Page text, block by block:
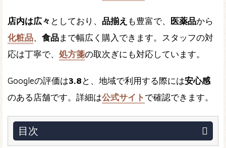
店内は広々 としており、 品揃え も豊富で、 医薬品から
化粧品、 食品まで幅広く購入できます。スタッフの対
応は丁寧で、 処方箋の取次ぎにも対応しています。
Googleの評価は3.8 と、地域で利用する際には安心感
のある店舗です。詳細は公式サイト で確認できます。
目次